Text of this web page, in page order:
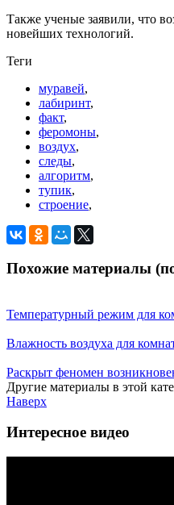
Также ученые заявили, что
новейших технологий.
Теги
муравей,
лабиринт,
факт,
феромоны,
воздух,
следы,
алгоритм,
тупик,
строение,
Похожие материалы
Температурный режим для
Влажность воздуха для
Раскрыт феномен
Другие материалы в этой
Наверх
Интересное видео